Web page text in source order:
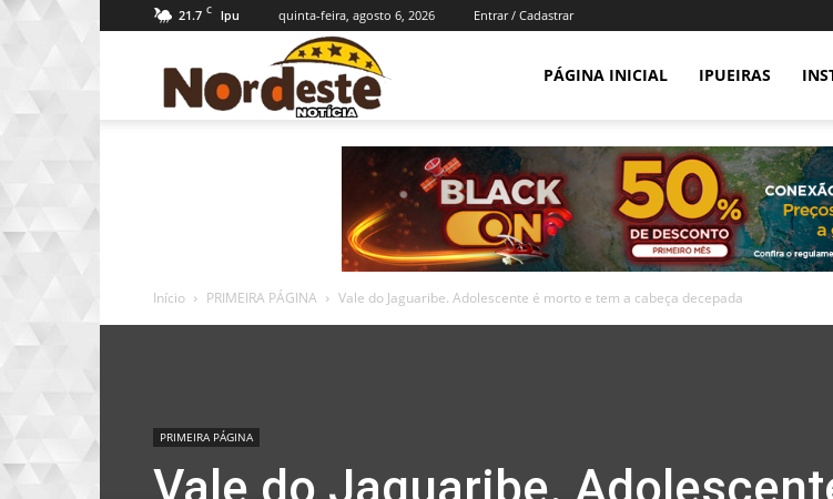
21.7 C Ipu quinta-feira, agosto 6, 2026 Entrar / Cadastrar
Notícia
PÁGINA INICIAL IPUEIRAS
Início PRIMEIRA PÁGINA Vale do Jaguaribe. Adolescente é morto e tem a cabeça decepada
PRIMEIRA PÁGINA
Vale do Jaguaribe.